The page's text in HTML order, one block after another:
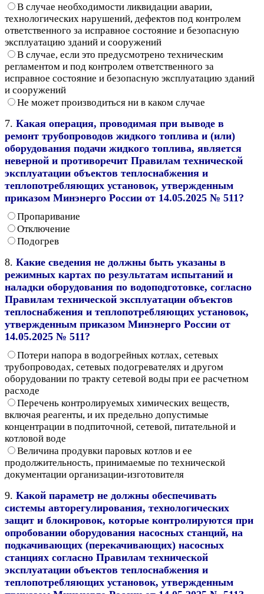
В случае необходимости ликвидации аварии,
технологических нарушений, дефектов под контролем
ответственного за исправное состояние и безопасную
эксплуатацию зданий и сооружений
В случае, если это предусмотрено техническим
регламентом и под контролем ответственного за
исправное состояние и безопасную эксплуатацию зданий
и сооружений
Не может производиться ни в каком случае
7. Какая операция, проводимая при выводе в
ремонт трубопроводов жидкого топлива и (или)
оборудования подачи жидкого топлива, является
неверной и противоречит Правилам технической
эксплуатации объектов теплоснабжения и
теплопотребляющих установок, утвержденным
приказом Минэнерго России от 14.05.2025 № 511?
Пропаривание
Отключение
Подогрев
8. Какие сведения не должны быть указаны в
режимных картах по результатам испытаний и
наладки оборудования по водоподготовке, согласно
Правилам технической эксплуатации объектов
теплоснабжения и теплопотребляющих установок,
утвержденным приказом Минэнерго России от
14.05.2025 № 511?
Потери напора в водогрейных котлах, сетевых
трубопроводах, сетевых подогревателях и другом
оборудовании по тракту сетевой воды при ее расчетном
расходе
Перечень контролируемых химических веществ,
включая реагенты, и их предельно допустимые
концентрации в подпиточной, сетевой, питательной и
котловой воде
Величина продувки паровых котлов и ее
продолжительность, принимаемые по технической
документации организации-изготовителя
9. Какой параметр не должны обеспечивать
системы авторегулирования, технологических
защит и блокировок, которые контролируются при
опробовании оборудования насосных станций, на
подкачивающих (перекачивающих) насосных
станциях согласно Правилам технической
эксплуатации объектов теплоснабжения и
теплопотребляющих установок, утвержденным